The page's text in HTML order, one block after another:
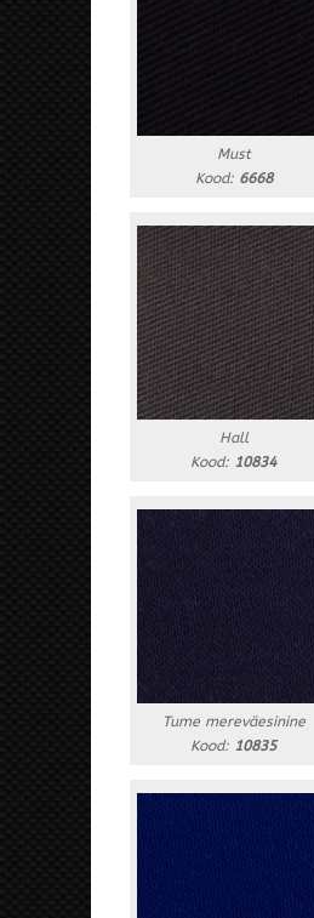
Must
Kood: 6668
Hall
Kood: 10834
Tume mereväesinine
Kood: 10835